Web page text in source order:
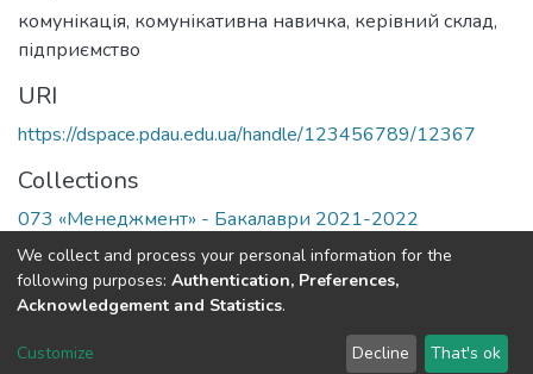
комунікація, комунікативна навичка, керівний склад,
підприємство
URI
https://dspace.pdau.edu.ua/handle/123456789/12367
Collections
073 «Менеджмент» - Бакалаври 2021-2022
Full item page
DSpace software copyright © 2002-2026 LYRASIS
We collect and process your personal information for the
following purposes: Authentication, Preferences,
Acknowledgement and Statistics.
Customize Decline That's ok